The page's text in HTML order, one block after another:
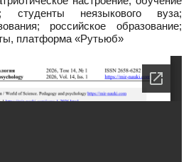
cтуденты неязыкового вуза;
российское образование;
платформа «Рутьюб»